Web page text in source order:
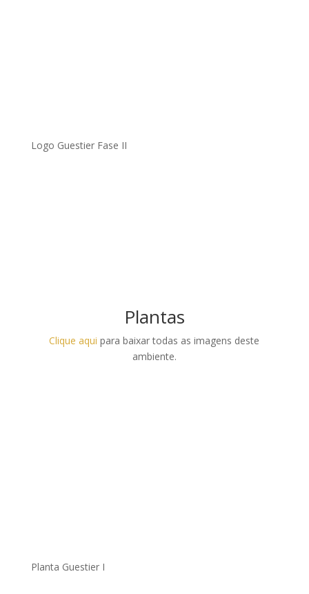
Logo Guestier Fase II
Plantas
Clique aqui para baixar todas as imagens deste
ambiente.
Planta Guestier I